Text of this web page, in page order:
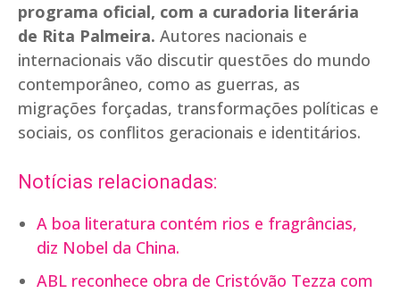
programa oficial, com a curadoria literária
de Rita Palmeira. Autores nacionais e
internacionais vão discutir questões do mundo
contemporâneo, como as guerras, as
migrações forçadas, transformações políticas e
sociais, os conflitos geracionais e identitários.
Notícias relacionadas:
A boa literatura contém rios e fragrâncias,
diz Nobel da China.
ABL reconhece obra de Cristóvão Tezza com